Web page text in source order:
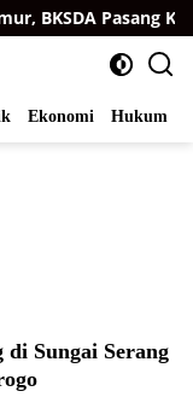
BKSDA Pasang
Ekonomi Hukum
Sungai Serang